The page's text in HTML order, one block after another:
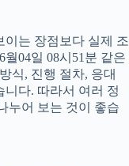
이는 장점보다 실제 조
04일 08시51분 같은
식, 진행 절차, 응대
니다. 따라서 여러 정
누어 보는 것이 좋습